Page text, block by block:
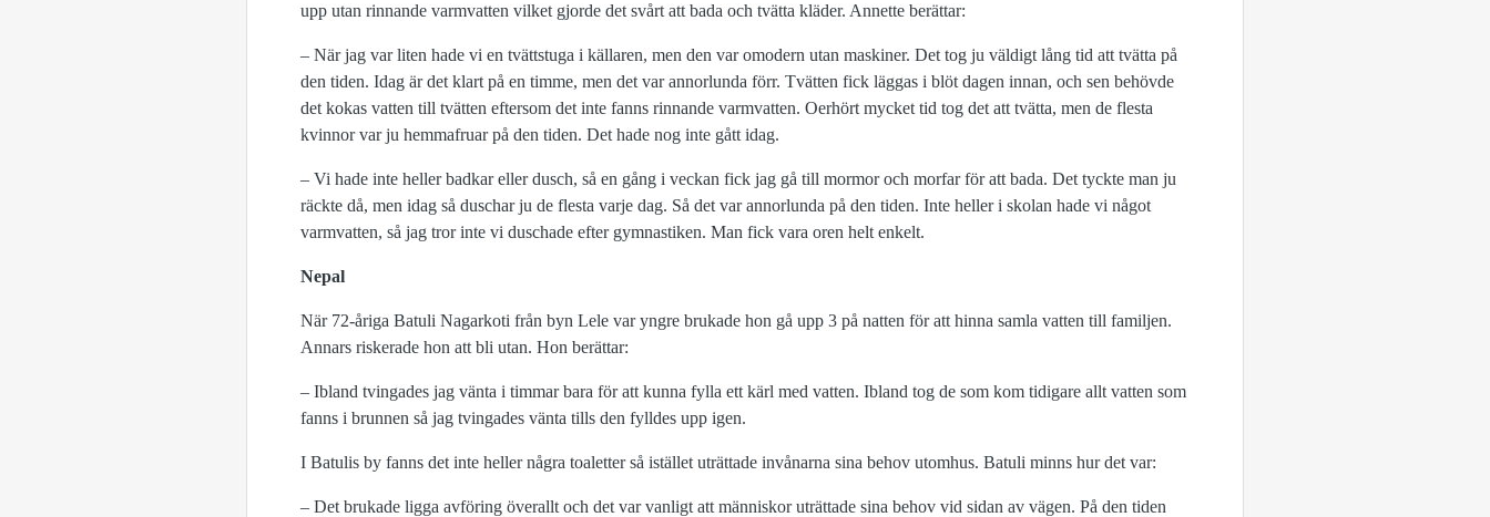
upp utan rinnande varmvatten vilket gjorde det svårt att bada och tvätta kläder. Annette berättar:
– När jag var liten hade vi en tvättstuga i källaren, men den var omodern utan maskiner. Det tog ju väldigt lång tid att tvätta på
den tiden. Idag är det klart på en timme, men det var annorlunda förr. Tvätten fick läggas i blöt dagen innan, och sen behövde
det kokas vatten till tvätten eftersom det inte fanns rinnande varmvatten. Oerhört mycket tid tog det att tvätta, men de flesta
kvinnor var ju hemmafruar på den tiden. Det hade nog inte gått idag.
– Vi hade inte heller badkar eller dusch, så en gång i veckan fick jag gå till mormor och morfar för att bada. Det tyckte man ju
räckte då, men idag så duschar ju de flesta varje dag. Så det var annorlunda på den tiden. Inte heller i skolan hade vi något
varmvatten, så jag tror inte vi duschade efter gymnastiken. Man fick vara oren helt enkelt.
Nepal
När 72-åriga Batuli Nagarkoti från byn Lele var yngre brukade hon gå upp 3 på natten för att hinna samla vatten till familjen.
Annars riskerade hon att bli utan. Hon berättar:
– Ibland tvingades jag vänta i timmar bara för att kunna fylla ett kärl med vatten. Ibland tog de som kom tidigare allt vatten som
fanns i brunnen så jag tvingades vänta tills den fylldes upp igen.
I Batulis by fanns det inte heller några toaletter så istället uträttade invånarna sina behov utomhus. Batuli minns hur det var:
– Det brukade ligga avföring överallt och det var vanligt att människor uträttade sina behov vid sidan av vägen. På den tiden